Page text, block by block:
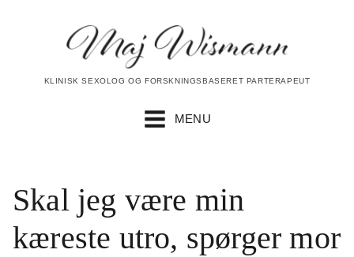
KLINISK SEXOLOG OG FORSKNINGSBASERET PARTERAPEUT
MENU
Skal jeg være min
kæreste utro, spørger mor